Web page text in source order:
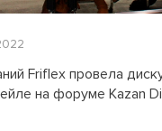
Friflex провела
на форуме Kazan